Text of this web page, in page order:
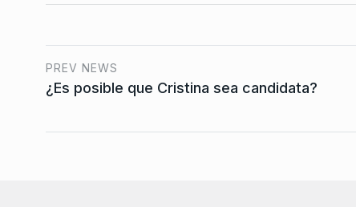
PREV NEWS
¿Es posible que Cristina sea candidata?